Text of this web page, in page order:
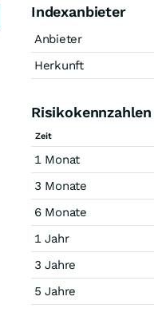
Indexanbieter
Anbieter
Herkunft
Risikokennzahlen
Zeit
1 Monat
3 Monate
6 Monate
1 Jahr
3 Jahre
5 Jahre